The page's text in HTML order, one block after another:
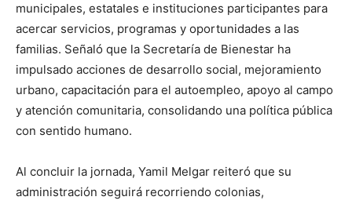
municipales, estatales e instituciones participantes para
acercar servicios, programas y oportunidades a las
familias. Señaló que la Secretaría de Bienestar ha
impulsado acciones de desarrollo social, mejoramiento
urbano, capacitación para el autoempleo, apoyo al campo
y atención comunitaria, consolidando una política pública
con sentido humano.
Al concluir la jornada, Yamil Melgar reiteró que su
administración seguirá recorriendo colonias,